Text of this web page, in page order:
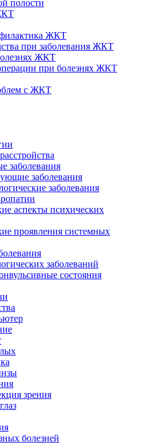
полости
ЖКТ
при заболевания ЖКТ
ЖКТ
при болезнях ЖКТ
с ЖКТ
заболевания
заболевания
заболевания
аспекты психических
проявления системных
заболеваний
состояния
зрения
болезней